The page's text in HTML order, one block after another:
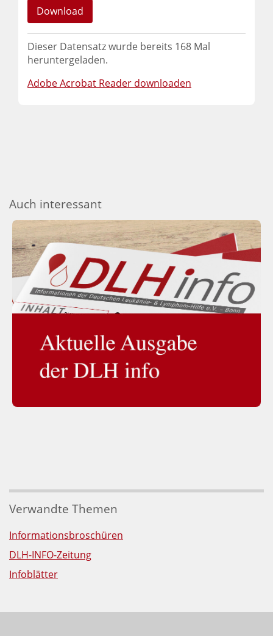
Download
Dieser Datensatz wurde bereits 168 Mal
heruntergeladen.
Adobe Acrobat Reader downloaden
Auch interessant
Verwandte Themen
Informationsbroschüren
DLH-INFO-Zeitung
Infoblätter